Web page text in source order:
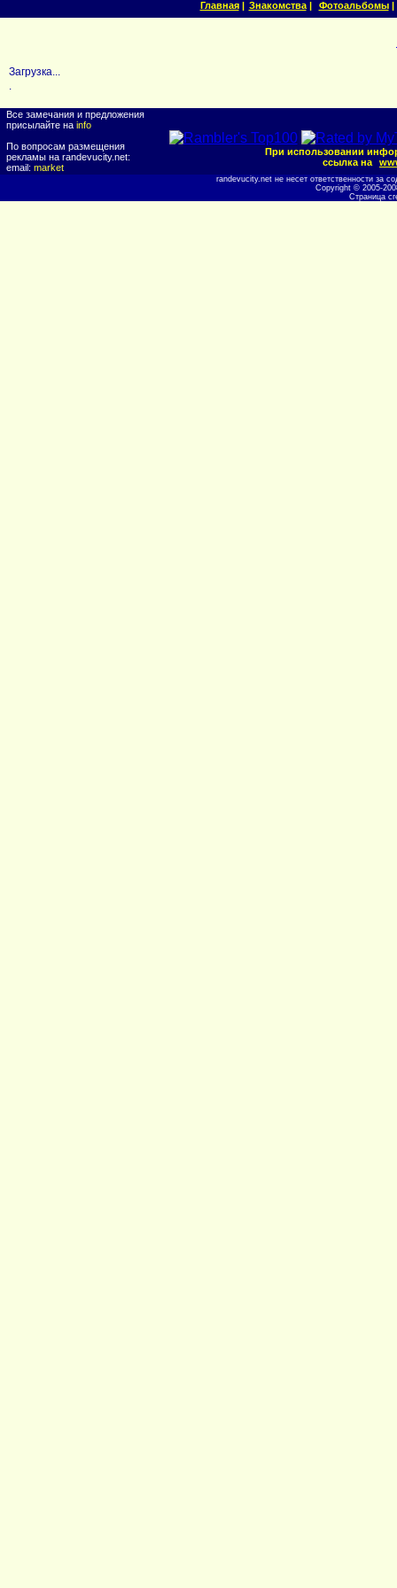
Главная| Знакомства| Фотоальбомы|
Загрузка...
.
Все замечания и предложения
присылайте на info
По вопросам размещения
рекламы на randevucity.net:
email: market
При использовании
ссылка на
randevucity.net не несет ответственности за
Copyright © 2005-
Страница